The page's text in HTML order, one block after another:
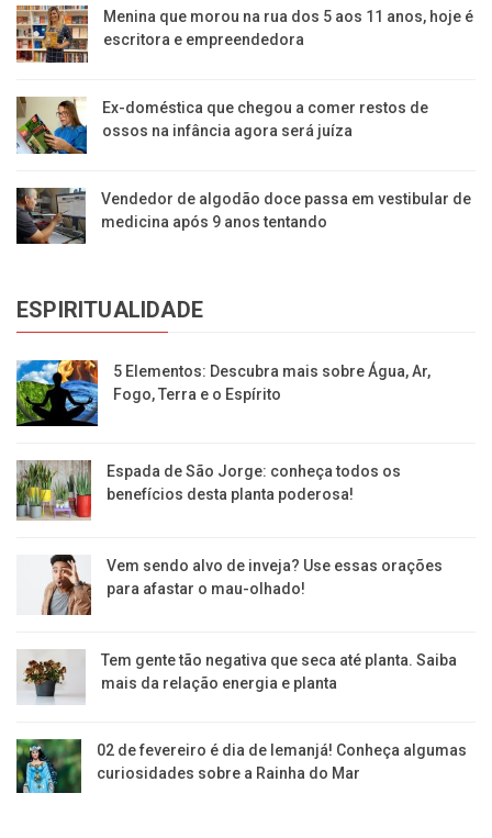
Menina que morou na rua dos 5 aos 11 anos, hoje é
escritora e empreendedora
Ex-doméstica que chegou a comer restos de
ossos na infância agora será juíza
Vendedor de algodão doce passa em vestibular de
medicina após 9 anos tentando
ESPIRITUALIDADE
5 Elementos: Descubra mais sobre Água, Ar,
Fogo, Terra e o Espírito
Espada de São Jorge: conheça todos os
benefícios desta planta poderosa!
Vem sendo alvo de inveja? Use essas orações
para afastar o mau-olhado!
Tem gente tão negativa que seca até planta. Saiba
mais da relação energia e planta
02 de fevereiro é dia de Iemanjá! Conheça algumas
curiosidades sobre a Rainha do Mar